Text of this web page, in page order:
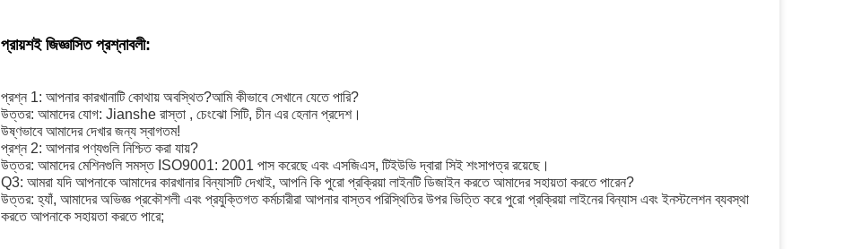
প্রায়শই জিজ্ঞাসিত প্রশ্নাবলী:
প্রশ্ন 1: আপনার কারখানাটি কোথায় অবস্থিত?আমি কীভাবে সেখানে যেতে পারি?
উত্তর: আমাদের যোগ: Jianshe রাস্তা , চেংঝো সিটি, চীন এর হেনান প্রদেশ।
উষ্ণভাবে আমাদের দেখার জন্য স্বাগতম!
প্রশ্ন 2: আপনার পণ্যগুলি নিশ্চিত করা যায়?
উত্তর: আমাদের মেশিনগুলি সমস্ত ISO9001: 2001 পাস করেছে এবং এসজিএস, টিইউভি দ্বারা সিই শংসাপত্র রয়েছে।
Q3: আমরা যদি আপনাকে আমাদের কারখানার বিন্যাসটি দেখাই, আপনি কি পুরো প্রক্রিয়া লাইনটি ডিজাইন করতে আমাদের সহায়তা করতে পারেন?
উত্তর: হ্যাঁ, আমাদের অভিজ্ঞ প্রকৌশলী এবং প্রযুক্তিগত কর্মচারীরা আপনার বাস্তব পরিস্থিতির উপর ভিত্তি করে পুরো প্রক্রিয়া লাইনের বিন্যাস এবং ইনস্টলেশন ব্যবস্থা
করতে আপনাকে সহায়তা করতে পারে;